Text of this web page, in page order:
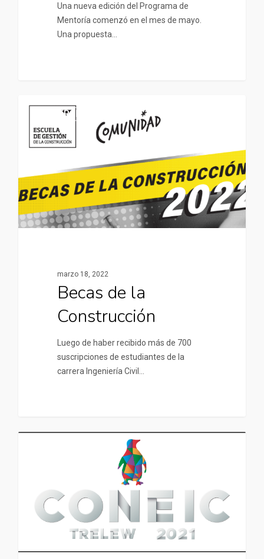
Una nueva edición del Programa de
Mentoría comenzó en el mes de mayo.
Una propuesta…
UNIVERSIDADES
marzo 18, 2022
Becas de la
Construcción
Luego de haber recibido más de 700
suscripciones de estudiantes de la
carrera Ingeniería Civil…